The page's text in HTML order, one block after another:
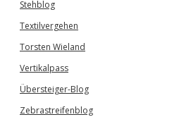
Stehblog
Textilvergehen
Torsten Wieland
Vertikalpass
Übersteiger-Blog
Zebrastreifenblog